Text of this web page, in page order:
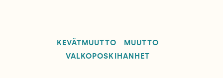
KEVÄTMUUTTO
MUUTTO
VALKOPOSKIHANHET